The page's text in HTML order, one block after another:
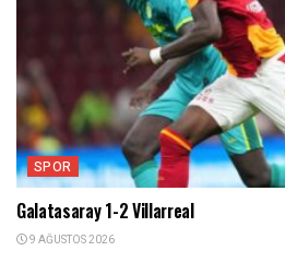
SPOR
Galatasaray 1-2 Villarreal
9 AĞUSTOS 2026